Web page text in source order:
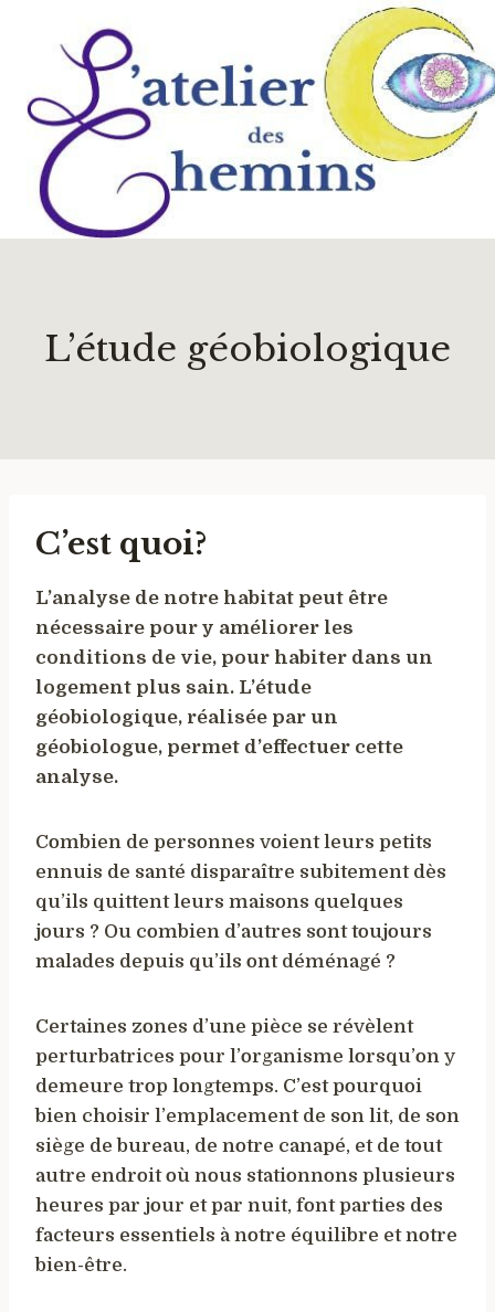
contenu
L’étude géobiologique
C’est quoi?
L’analyse de notre habitat peut être
nécessaire pour y améliorer les
conditions de vie, pour habiter dans un
logement plus sain. L’étude
géobiologique, réalisée par un
géobiologue, permet d’effectuer cette
analyse.
Combien de personnes voient leurs petits
ennuis de santé disparaître subitement dès
qu’ils quittent leurs maisons quelques
jours ? Ou combien d’autres sont toujours
malades depuis qu’ils ont déménagé ?
Certaines zones d’une pièce se révèlent
perturbatrices pour l’organisme lorsqu’on y
demeure trop longtemps. C’est pourquoi
bien choisir l’emplacement de son lit, de son
siège de bureau, de notre canapé, et de tout
autre endroit où nous stationnons plusieurs
heures par jour et par nuit, font parties des
facteurs essentiels à notre équilibre et notre
bien-être.